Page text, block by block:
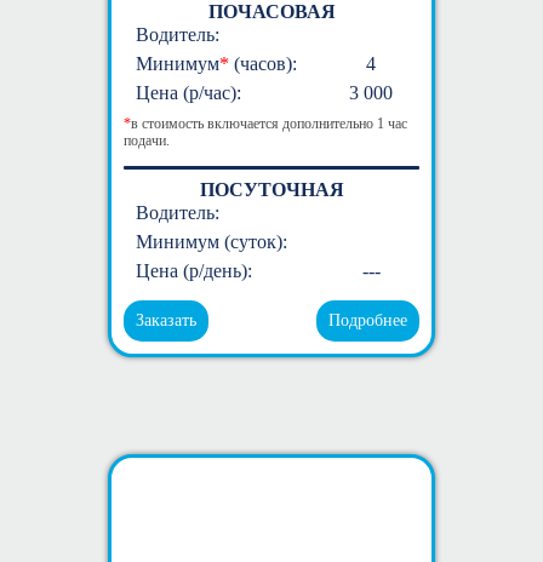
ПОЧАСОВАЯ
Водитель:
Минимум* (часов):
4
Цена (р/час):
3 000
*в стоимость включается дополнительно 1 час
подачи.
ПОСУТОЧНАЯ
Водитель:
Минимум (суток):
Цена (р/день):
---
Заказать Подробнее